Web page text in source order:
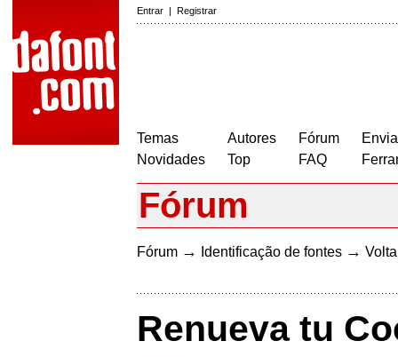
Entrar | Registrar
Temas
Novidades
Autores
Top
Fórum
FAQ
Fórum
Fórum → Identificação de fontes →
Renueva tu